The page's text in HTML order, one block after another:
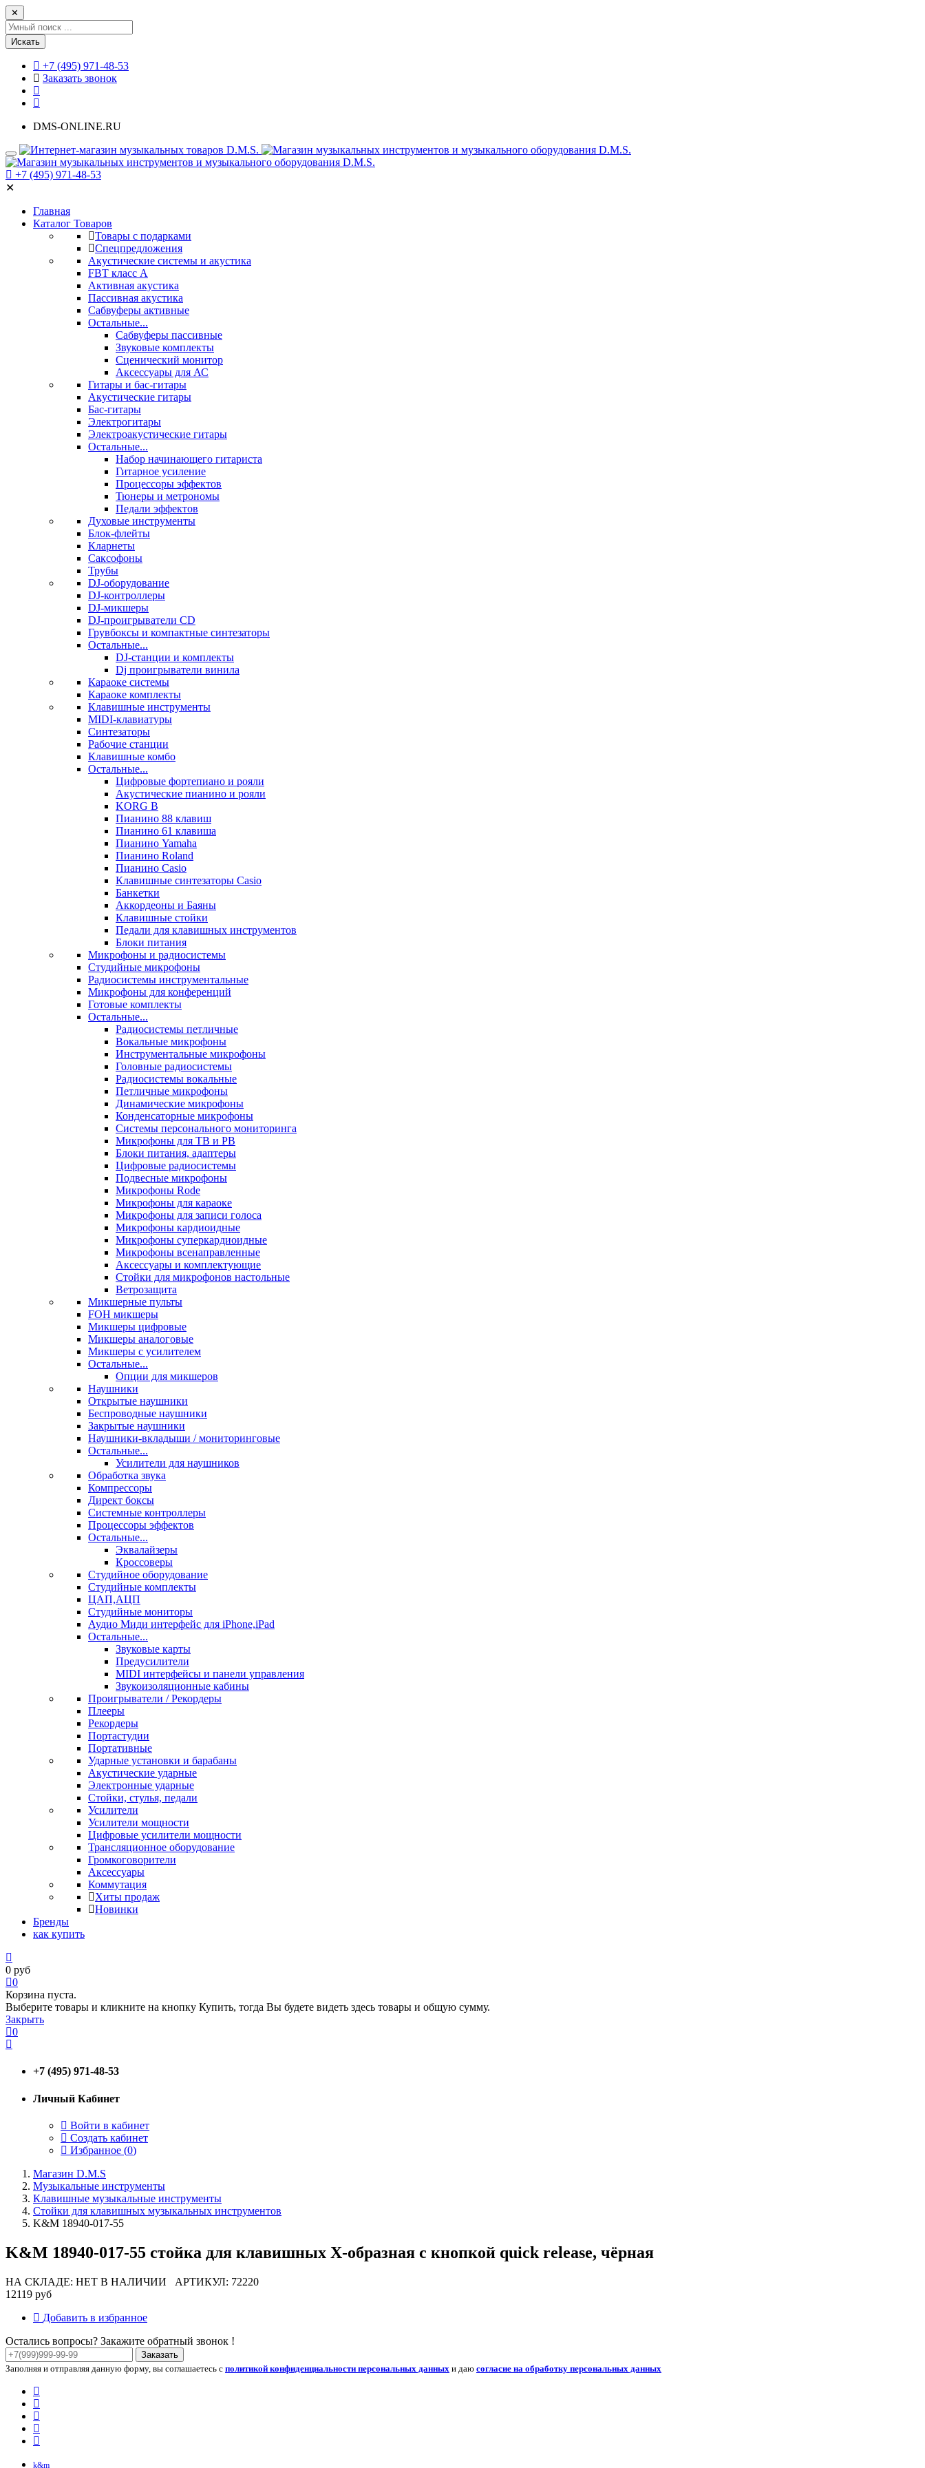
✕
Искать
+7 (495) 971-48-53
Заказать звонок
DMS-ONLINE.RU
+7 (495) 971-48-53
✕
Главная
Каталог Товаров
Товары с подарками
Спецпредложения
Акустические системы и акустика
FBT класс А
Активная акустика
Пассивная акустика
Сабвуферы активные
Остальные...
Сабвуферы пассивные
Звуковые комплекты
Сценический монитор
Аксессуары для АС
Гитары и бас-гитары
Акустические гитары
Бас-гитары
Электрогитары
Электроакустические гитары
Остальные...
Набор начинающего гитариста
Гитарное усиление
Процессоры эффектов
Тюнеры и метрономы
Педали эффектов
Духовые инструменты
Блок-флейты
Кларнеты
Саксофоны
Трубы
DJ-оборудование
DJ-контроллеры
DJ-микшеры
DJ-проигрыватели CD
Грувбоксы и компактные синтезаторы
Остальные...
DJ-станции и комплекты
Dj проигрыватели винила
Караоке системы
Караоке комплекты
Клавишные инструменты
MIDI-клавиатуры
Синтезаторы
Рабочие станции
Клавишные комбо
Остальные...
Цифровые фортепиано и рояли
Акустические пианино и рояли
KORG B
Пианино 88 клавиш
Пианино 61 клавиша
Пианино Yamaha
Пианино Roland
Пианино Casio
Клавишные синтезаторы Casio
Банкетки
Аккордеоны и Баяны
Клавишные стойки
Педали для клавишных инструментов
Блоки питания
Микрофоны и радиосистемы
Студийные микрофоны
Радиосистемы инструментальные
Микрофоны для конференций
Готовые комплекты
Остальные...
Радиосистемы петличные
Вокальные микрофоны
Инструментальные микрофоны
Головные радиосистемы
Радиосистемы вокальные
Петличные микрофоны
Динамические микрофоны
Конденсаторные микрофоны
Системы персонального мониторинга
Микрофоны для ТВ и РВ
Блоки питания, адаптеры
Цифровые радиосистемы
Подвесные микрофоны
Микрофоны Rode
Микрофоны для караоке
Микрофоны для записи голоса
Микрофоны кардиоидные
Микрофоны суперкардиоидные
Микрофоны всенаправленные
Аксессуары и комплектующие
Стойки для микрофонов настольные
Ветрозащита
Микшерные пульты
FOH микшеры
Микшеры цифровые
Микшеры аналоговые
Микшеры с усилителем
Остальные...
Опции для микшеров
Наушники
Открытые наушники
Беспроводные наушники
Закрытые наушники
Наушники-вкладыши / мониторинговые
Остальные...
Усилители для наушников
Обработка звука
Компрессоры
Директ боксы
Системные контроллеры
Процессоры эффектов
Остальные...
Эквалайзеры
Кроссоверы
Студийное оборудование
Студийные комплекты
ЦАП,АЦП
Студийные мониторы
Аудио Миди интерфейс для iPhone,iPad
Остальные...
Звуковые карты
Предусилители
MIDI интерфейсы и панели управления
Звукоизоляционные кабины
Проигрыватели / Рекордеры
Плееры
Рекордеры
Портастудии
Портативные
Ударные установки и барабаны
Акустические ударные
Электронные ударные
Стойки, стулья, педали
Усилители
Усилители мощности
Цифровые усилители мощности
Трансляционное оборудование
Громкоговорители
Аксессуары
Коммутация
Хиты продаж
Новинки
Бренды
как купить
0 руб
0
Корзина пуста.
Выберите товары и кликните на кнопку Купить, тогда Вы будете видеть здесь товары и общую сумму.
Закрыть
0
+7 (495) 971-48-53
Личный Кабинет
Войти в кабинет
Создать кабинет
Избранное (0)
Магазин D.M.S
Музыкальные инструменты
Клавишные музыкальные инструменты
Стойки для клавишных музыкальных инструментов
K&M 18940-017-55
K&M 18940-017-55 стойка для клавишных Х-образная с кнопкой quick release, чёрная
НА СКЛАДЕ: НЕТ В НАЛИЧИИ АРТИКУЛ: 72220
12119 руб
Добавить в избранное
Остались вопросы? Закажите обратный звонок !
Заказать
Заполняя и отправляя данную форму, вы соглашаетесь с политикой конфиденциальности персональных данных и даю согласие на обработку персональных данных
k&m